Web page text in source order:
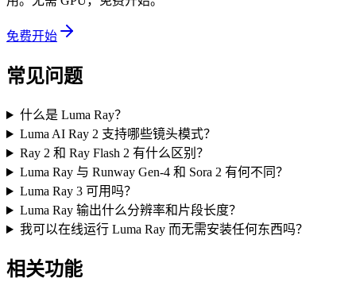
免费开始
常见问题
什么是 Luma Ray？
Luma AI Ray 2 支持哪些镜头模式？
Ray 2 和 Ray Flash 2 有什么区别？
Luma Ray 与 Runway Gen-4 和 Sora 2 有何不同？
Luma Ray 3 可用吗？
Luma Ray 输出什么分辨率和片段长度？
我可以在线运行 Luma Ray 而无需安装任何东西吗？
相关功能